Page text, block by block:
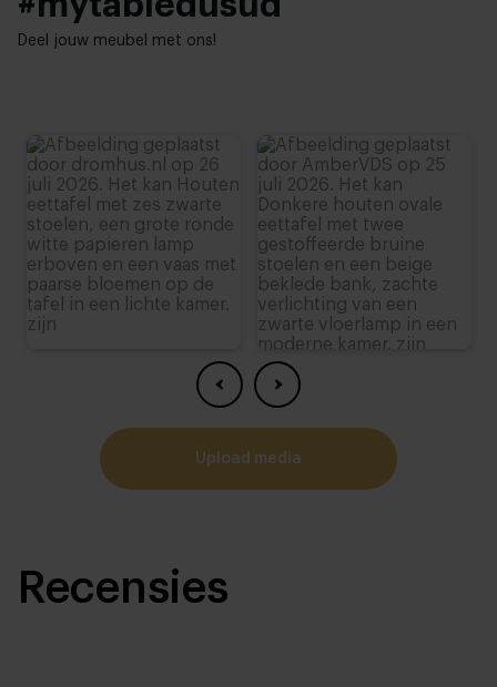
Deel jouw meubel met ons!
upload media
Recensies